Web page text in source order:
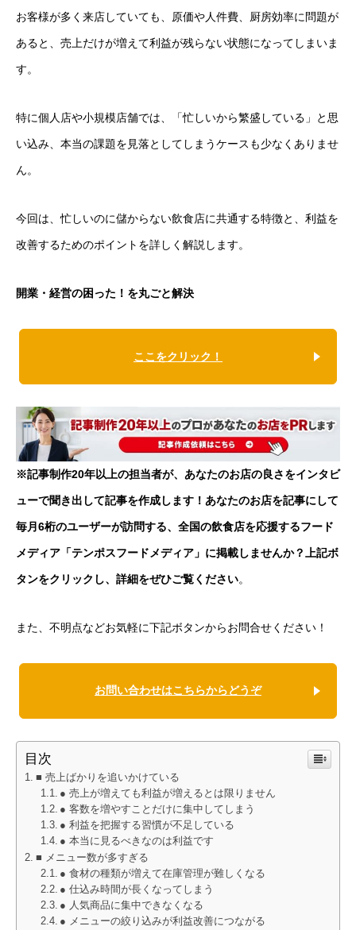
お客様が多く来店していても、原価や人件費、厨房効率に問題が
あると、売上だけが増えて利益が残らない状態になってしまいま
す。
特に個人店や小規模店舗では、「忙しいから繁盛している」と思
い込み、本当の課題を見落としてしまうケースも少なくありませ
ん。
今回は、忙しいのに儲からない飲食店に共通する特徴と、利益を
改善するためのポイントを詳しく解説します。
開業・経営の困った！を丸ごと解決
ここをクリック！
※記事制作20年以上の担当者が、あなたのお店の良さをインタビ
ューで聞き出して記事を作成します！あなたのお店を記事にして
毎月6桁のユーザーが訪問する、全国の飲食店を応援するフード
メディア「テンポスフードメディア」に掲載しませんか？上記ボ
タンをクリックし、詳細をぜひご覧ください。
また、不明点などお気軽に下記ボタンからお問合せください！
お問い合わせはこちらからどうぞ
目次
■ 売上ばかりを追いかけている
● 売上が増えても利益が増えるとは限りません
● 客数を増やすことだけに集中してしまう
● 利益を把握する習慣が不足している
● 本当に見るべきなのは利益です
■ メニュー数が多すぎる
● 食材の種類が増えて在庫管理が難しくなる
● 仕込み時間が長くなってしまう
● 人気商品に集中できなくなる
● メニューの絞り込みが利益改善につながる